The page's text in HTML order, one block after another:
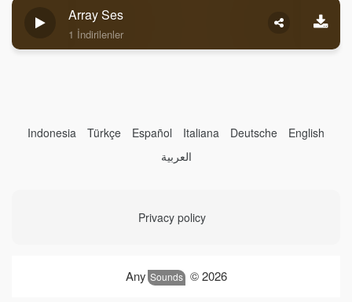
Array Ses
1 İndirilenler
Indonesia Türkçe Español Italiana Deutsche
English
العربية
Privacy policy
Any Sounds © 2026